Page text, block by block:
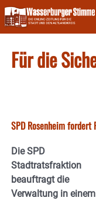
Skip
to
content
Für die
SPD Rosenheim
Die SPD
Stadtratsfraktion
beauftragt die
Verwaltung in einem